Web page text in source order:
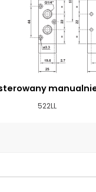
manualnie
522LL